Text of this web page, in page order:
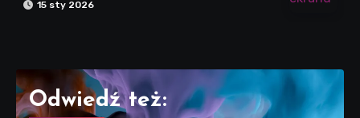
15 sty 2026
Odwiedź też: